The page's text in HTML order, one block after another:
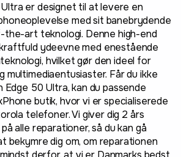
er designet til at levere en
med sit banebrydende
art teknologi. Denne high-end
ydeevne med enestående
hvilket gør den ideel for
multimediaentusiaster. Får du ikke
50 Ultra, kan du passende
butik, hvor vi er specialiserede
telefoner. Vi giver dig 2 års
alle reparationer, så du kan gå
bekymre dig om, om reparationen